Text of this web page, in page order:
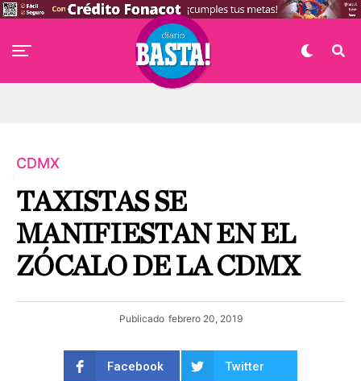
CDMX
TAXISTAS SE
MANIFIESTAN EN EL
ZÓCALO DE LA CDMX
Publicado febrero 20, 2019
Facebook Twitter